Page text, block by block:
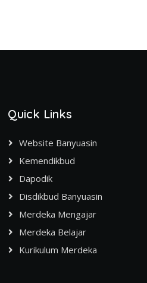
Quick Links
Website Banyuasin
Kemendikbud
Dapodik
Disdikbud Banyuasin
Merdeka Mengajar
Merdeka Belajar
Kurikulum Merdeka